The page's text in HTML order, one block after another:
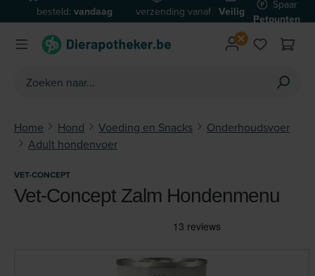
Ga naar de hoofdinhoud
besteld: vandaag
verzonden*
verzending vanaf
€59
Veilig
betalen
Spaar
Petpunten
Home Hond Voeding en Snacks
Onderhoudsvoer
Adult hondenvoer
Afbeeldingengalerij overslaan
VET-CONCEPT
Vet-Concept Zalm Hondenmenu